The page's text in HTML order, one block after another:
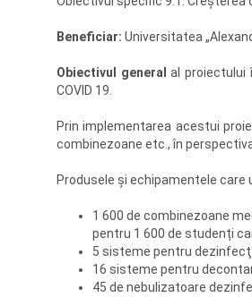
Beneficiar: Universitatea
Obiectivul general al proiectului
COVID 19.
Prin implementarea acestui
combinezoane etc., în
Produsele și echipamentele
1 600 de combinezoane
pentru 1 600 de studenți
5 sisteme pentru
16 sisteme pentru
45 de nebulizatoare